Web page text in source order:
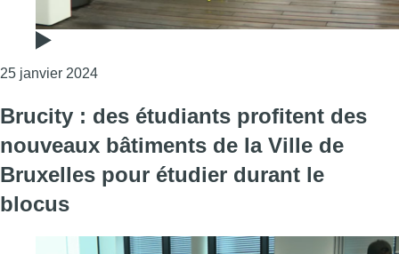
25 janvier 2024Consulter l'article "BruCity veut sécuriser le
Brucity : des étudiants profitent des
nouveaux bâtiments de la Ville de
Bruxelles pour étudier durant le
blocus